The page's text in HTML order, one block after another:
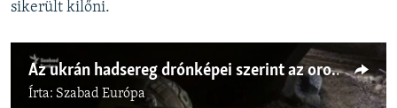
sikerült kilőni.
Az ukrán hadsereg drónképei szerint az oroszok lopakodva támadnak
Írta: Szabad Európa